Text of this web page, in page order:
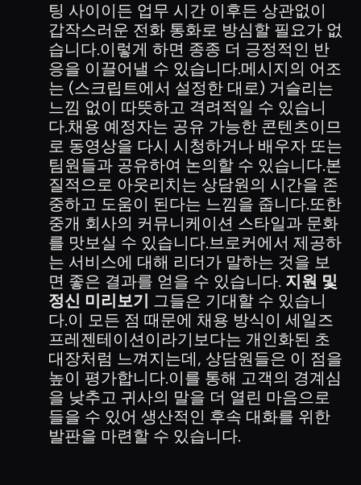
팅 사이이든 업무 시간 이후든 상관없이
갑작스러운 전화 통화로 방심할 필요가 없
습니다.이렇게 하면 종종 더 긍정적인 반
응을 이끌어낼 수 있습니다.메시지의 어조
는 (스크립트에서 설정한 대로) 거슬리는
느낌 없이 따뜻하고 격려적일 수 있습니
다.채용 예정자는 공유 가능한 콘텐츠이므
로 동영상을 다시 시청하거나 배우자 또는
팀원들과 공유하여 논의할 수 있습니다.본
질적으로 아웃리치는 상담원의 시간을 존
중하고 도움이 된다는 느낌을 줍니다.또한
중개 회사의 커뮤니케이션 스타일과 문화
를 맛보실 수 있습니다.브로커에서 제공하
는 서비스에 대해 리더가 말하는 것을 보
면 좋은 결과를 얻을 수 있습니다. 지원 및
정신 미리보기 그들은 기대할 수 있습니
다.이 모든 점 때문에 채용 방식이 세일즈
프레젠테이션이라기보다는 개인화된 초
대장처럼 느껴지는데, 상담원들은 이 점을
높이 평가합니다.이를 통해 고객의 경계심
을 낮추고 귀사의 말을 더 열린 마음으로
들을 수 있어 생산적인 후속 대화를 위한
발판을 마련할 수 있습니다.